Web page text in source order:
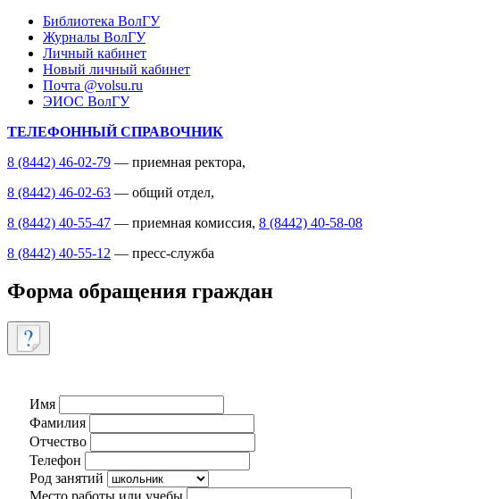
Библиотека ВолГУ
Журналы ВолГУ
Личный кабинет
Новый личный кабинет
Почта @volsu.ru
ЭИОС ВолГУ
ТЕЛЕФОННЫЙ СПРАВОЧНИК
8 (8442) 46-02-79 — приемная ректора,
8 (8442) 46-02-63 — общий отдел,
8 (8442) 40-55-47 — приемная комиссия, 8 (8442) 40-58-08
8 (8442) 40-55-12 — пресс-служба
Форма обращения граждан
Имя
Фамилия
Отчество
Телефон
Род занятий